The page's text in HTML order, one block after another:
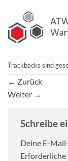
Trackbacks sind
← Zurück
Weiter →
Schreibe
Deine E-
Erforderliche